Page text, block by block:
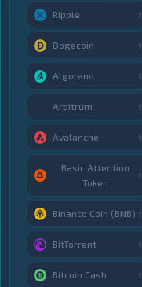
Ripple 1
Dogecoin 1
Algorand 1
Arbitrum 1
Avalanche 1
Basic Attention
Token
1
Binance Coin (BNB) 1
BitTorrent 1
Bitcoin Cash 1